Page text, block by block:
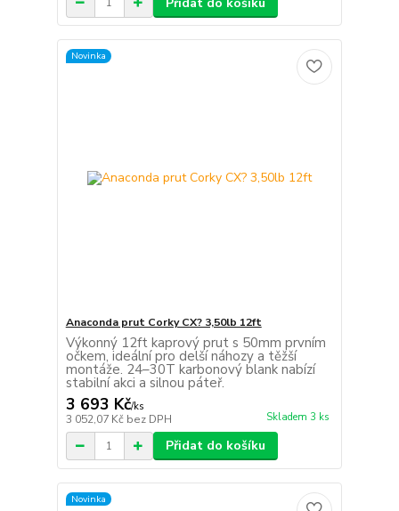
Novinka
Anaconda prut Corky CX? 3,50lb 12ft
Výkonný 12ft kaprový prut s 50mm prvním
očkem, ideální pro delší náhozy a těžší
montáže. 24–30T karbonový blank nabízí
stabilní akci a silnou páteř.
3 693 Kč/ks
3 052,07 Kč bez DPH Skladem 3 ks
Přidat do košíku
Novinka